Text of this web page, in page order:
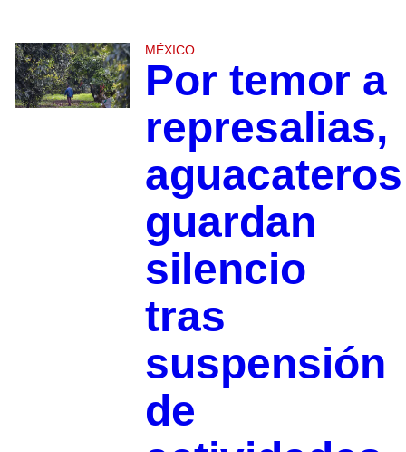
MÉXICO
Por temor a
represalias,
aguacateros
guardan
silencio
tras
suspensión
de